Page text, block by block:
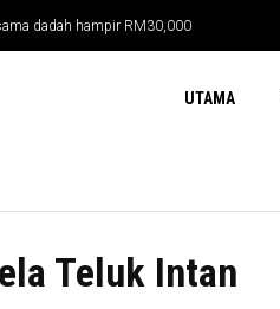
dadah hampir RM30,000
UTAMA
Teluk Intan